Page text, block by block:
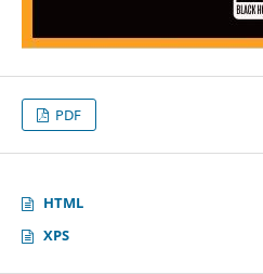
PDF
HTML
XPS